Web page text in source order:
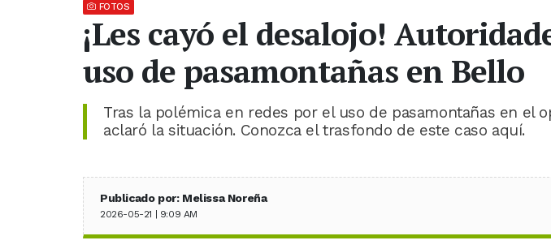
FOTOS
¡Les cayó el desalojo!
uso de pasamontañas en Bello
Tras la polémica en redes por el uso de pasamontañas en el
aclaró la situación. Conozca el trasfondo de este caso aquí.
Publicado por: Melissa Noreña
2026-05-21 | 9:09 AM